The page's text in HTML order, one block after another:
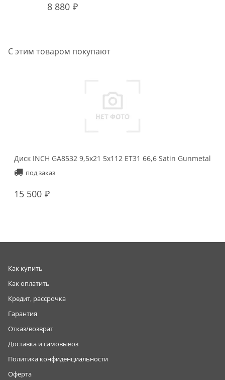
8 880
С этим товаром покупают
Диск INCH GA8532 9,5x21 5x112 ET31 66,6 Satin Gunmetal
под заказ
15 500
Как купить
Как оплатить
Кредит, рассрочка
Гарантия
Отказ/возврат
Доставка и самовывоз
Политика конфиденциальности
Оферта